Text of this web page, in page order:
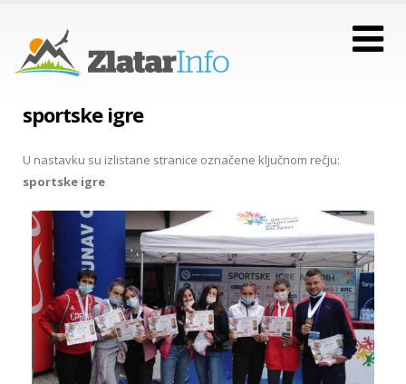
sportske igre
U nastavku su izlistane stranice označene ključnom rečju:
sportske igre